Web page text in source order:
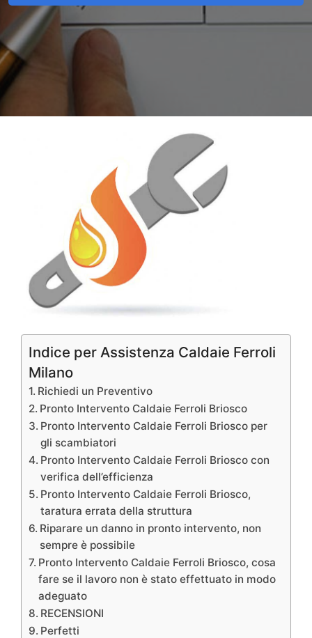
Indice per Assistenza Caldaie Ferroli
Milano
Richiedi un Preventivo
Pronto Intervento Caldaie Ferroli Briosco
Pronto Intervento Caldaie Ferroli Briosco per
gli scambiatori
Pronto Intervento Caldaie Ferroli Briosco con
verifica dell’efficienza
Pronto Intervento Caldaie Ferroli Briosco,
taratura errata della struttura
Riparare un danno in pronto intervento, non
sempre è possibile
Pronto Intervento Caldaie Ferroli Briosco, cosa
fare se il lavoro non è stato effettuato in modo
adeguato
RECENSIONI
Perfetti